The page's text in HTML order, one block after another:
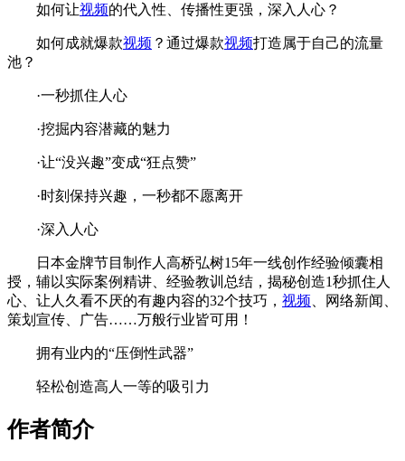
如何让视频的代入性、传播性更强，深入人心？
如何成就爆款视频 ？通过爆款视频打造属于自己的流量
池？
·一秒抓住人心
·挖掘内容潜藏的魅力
·让“没兴趣”变成“狂点赞”
·时刻保持兴趣，一秒都不愿离开
·深入人心
日本金牌节目制作人高桥弘树15年一线创作经验倾囊相
授，辅以实际案例精讲、经验教训总结，揭秘创造1秒抓住人
心、让人久看不厌的有趣内容的32个技巧， 视频 、网络新闻、
策划宣传、广告……万般行业皆可用！
拥有业内的“压倒性武器”
轻松创造高人一等的吸引力
作者简介